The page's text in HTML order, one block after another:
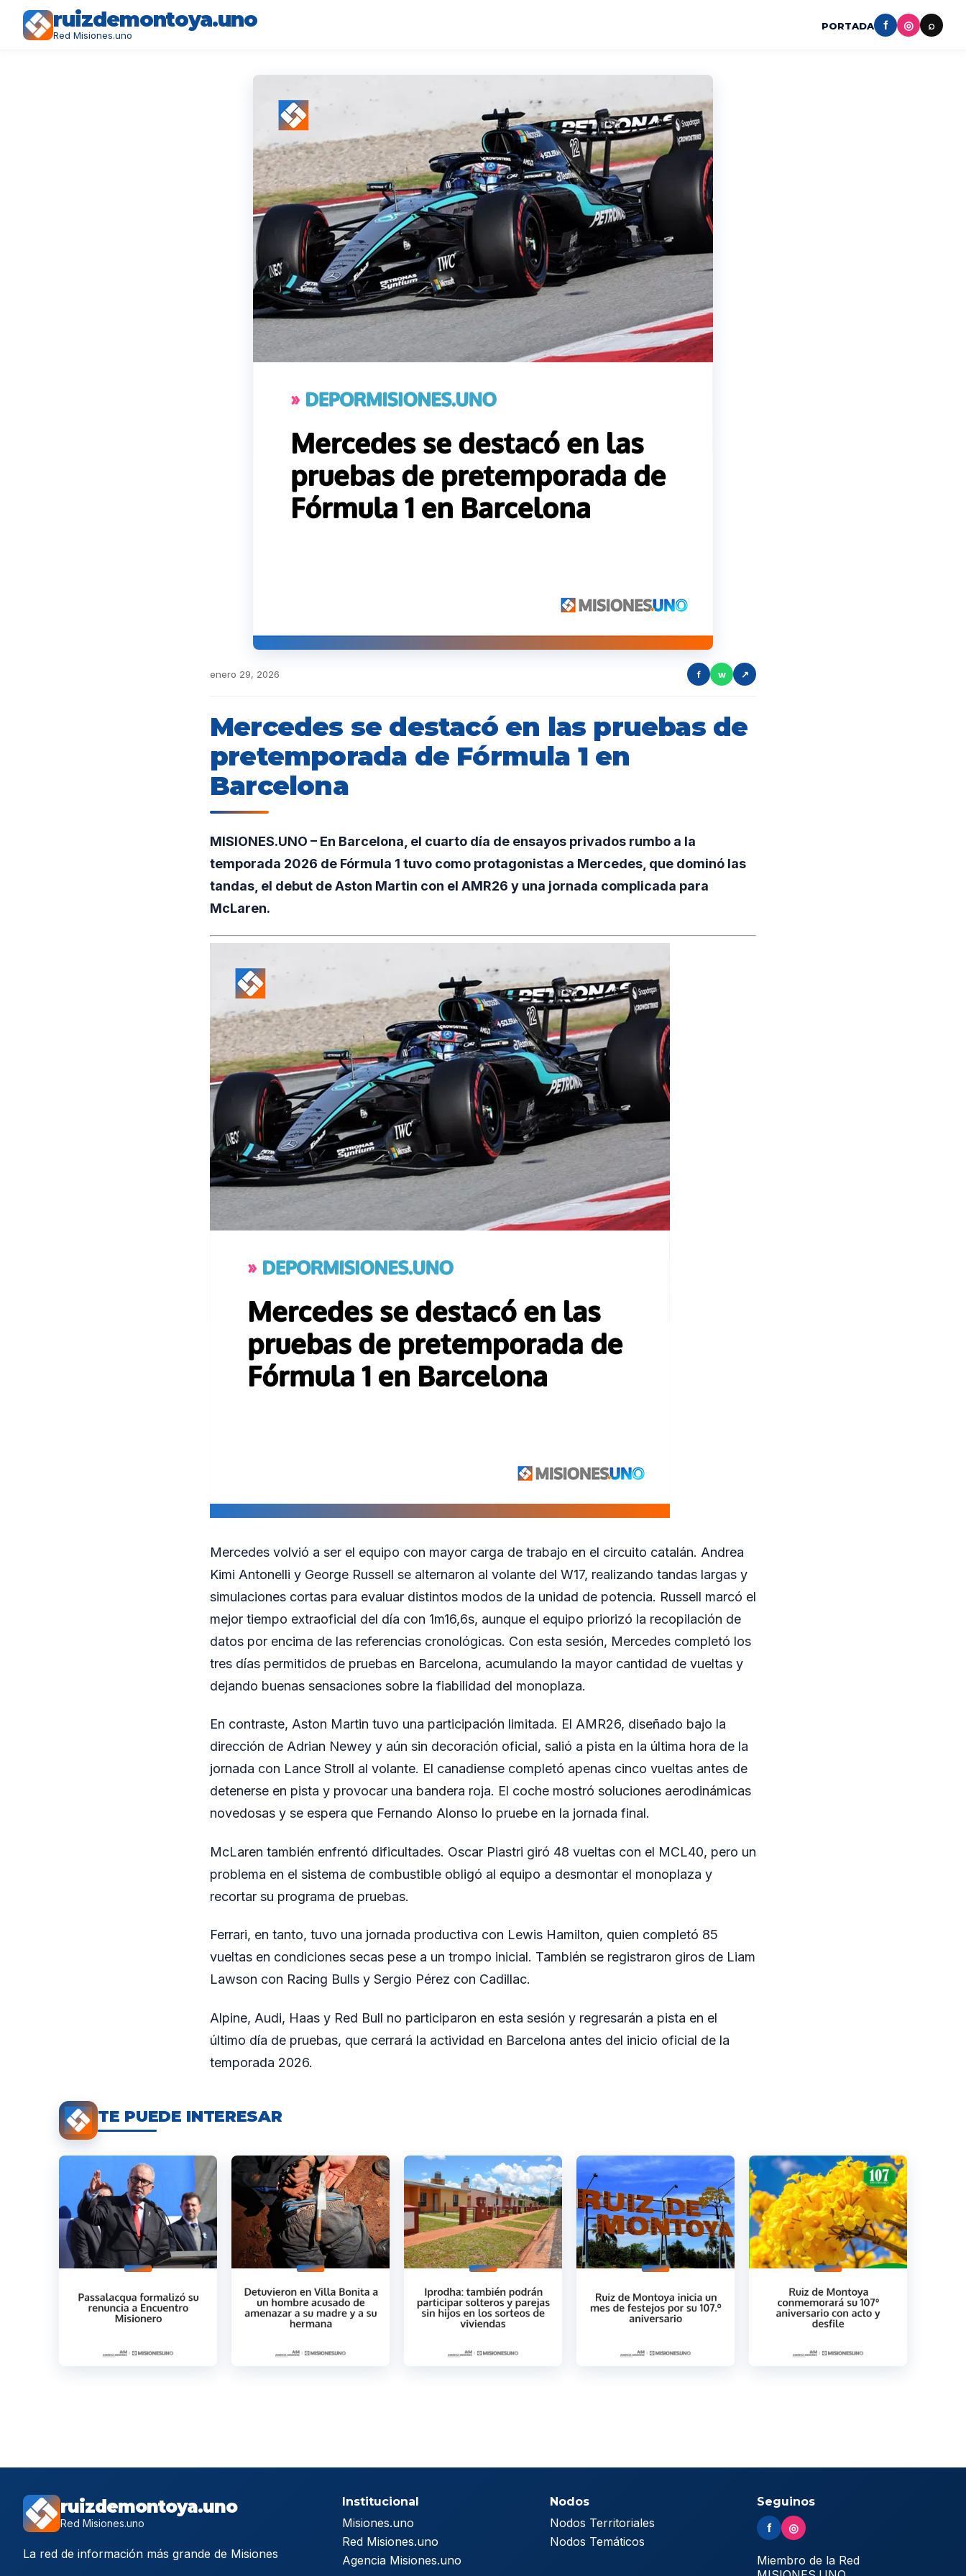
ruizdemontoya.uno
Red Misiones.uno
PORTADA f ◎ ⌕
enero 29, 2026 f w ↗
Mercedes se destacó en las pruebas de
pretemporada de Fórmula 1 en
Barcelona
MISIONES.UNO – En Barcelona, el cuarto día de ensayos privados rumbo a la
temporada 2026 de Fórmula 1 tuvo como protagonistas a Mercedes, que dominó las
tandas, el debut de Aston Martin con el AMR26 y una jornada complicada para
McLaren.
Mercedes volvió a ser el equipo con mayor carga de trabajo en el circuito catalán. Andrea
Kimi Antonelli y George Russell se alternaron al volante del W17, realizando tandas largas y
simulaciones cortas para evaluar distintos modos de la unidad de potencia. Russell marcó el
mejor tiempo extraoficial del día con 1m16,6s, aunque el equipo priorizó la recopilación de
datos por encima de las referencias cronológicas. Con esta sesión, Mercedes completó los
tres días permitidos de pruebas en Barcelona, acumulando la mayor cantidad de vueltas y
dejando buenas sensaciones sobre la fiabilidad del monoplaza.
En contraste, Aston Martin tuvo una participación limitada. El AMR26, diseñado bajo la
dirección de Adrian Newey y aún sin decoración oficial, salió a pista en la última hora de la
jornada con Lance Stroll al volante. El canadiense completó apenas cinco vueltas antes de
detenerse en pista y provocar una bandera roja. El coche mostró soluciones aerodinámicas
novedosas y se espera que Fernando Alonso lo pruebe en la jornada final.
McLaren también enfrentó dificultades. Oscar Piastri giró 48 vueltas con el MCL40, pero un
problema en el sistema de combustible obligó al equipo a desmontar el monoplaza y
recortar su programa de pruebas.
Ferrari, en tanto, tuvo una jornada productiva con Lewis Hamilton, quien completó 85
vueltas en condiciones secas pese a un trompo inicial. También se registraron giros de Liam
Lawson con Racing Bulls y Sergio Pérez con Cadillac.
Alpine, Audi, Haas y Red Bull no participaron en esta sesión y regresarán a pista en el
último día de pruebas, que cerrará la actividad en Barcelona antes del inicio oficial de la
temporada 2026.
TE PUEDE INTERESAR
ruizdemontoya.uno
Red Misiones.uno
La red de información más grande de Misiones
Institucional
Misiones.uno
Red Misiones.uno
Agencia Misiones.uno
Nodos
Nodos Territoriales
Nodos Temáticos
Seguinos
f ◎
Miembro de la Red